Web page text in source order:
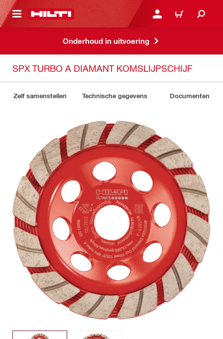
HOOFDINHOUD LOG IN OF REGISTREER
WINKELWAGEN
Onderhoud in uitvoering
SPX TURBO A DIAMANT KOMSLIJPSCHIJF
Zelf samenstellen Technische gegevens Documenten